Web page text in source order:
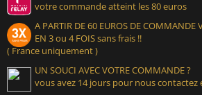
votre commande atteint les 80 euros
A PARTIR DE 60 EUROS DE COMMANDE
EN 3 ou 4 FOIS sans frais !!
( France uniquement )
UN SOUCI AVEC VOTRE COMMANDE ?
vous avez 14 jours pour nous